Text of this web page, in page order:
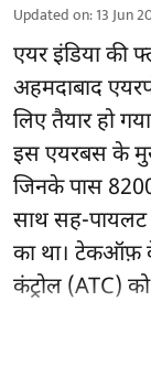
Updated on:13 Jun
एयर इंडिया की
अहमदाबाद
लिए तैयार हो
इस एयरबस के
जिनके पास
साथ सह-
का था। टेकऑफ़
कंट्रोल (ATC)